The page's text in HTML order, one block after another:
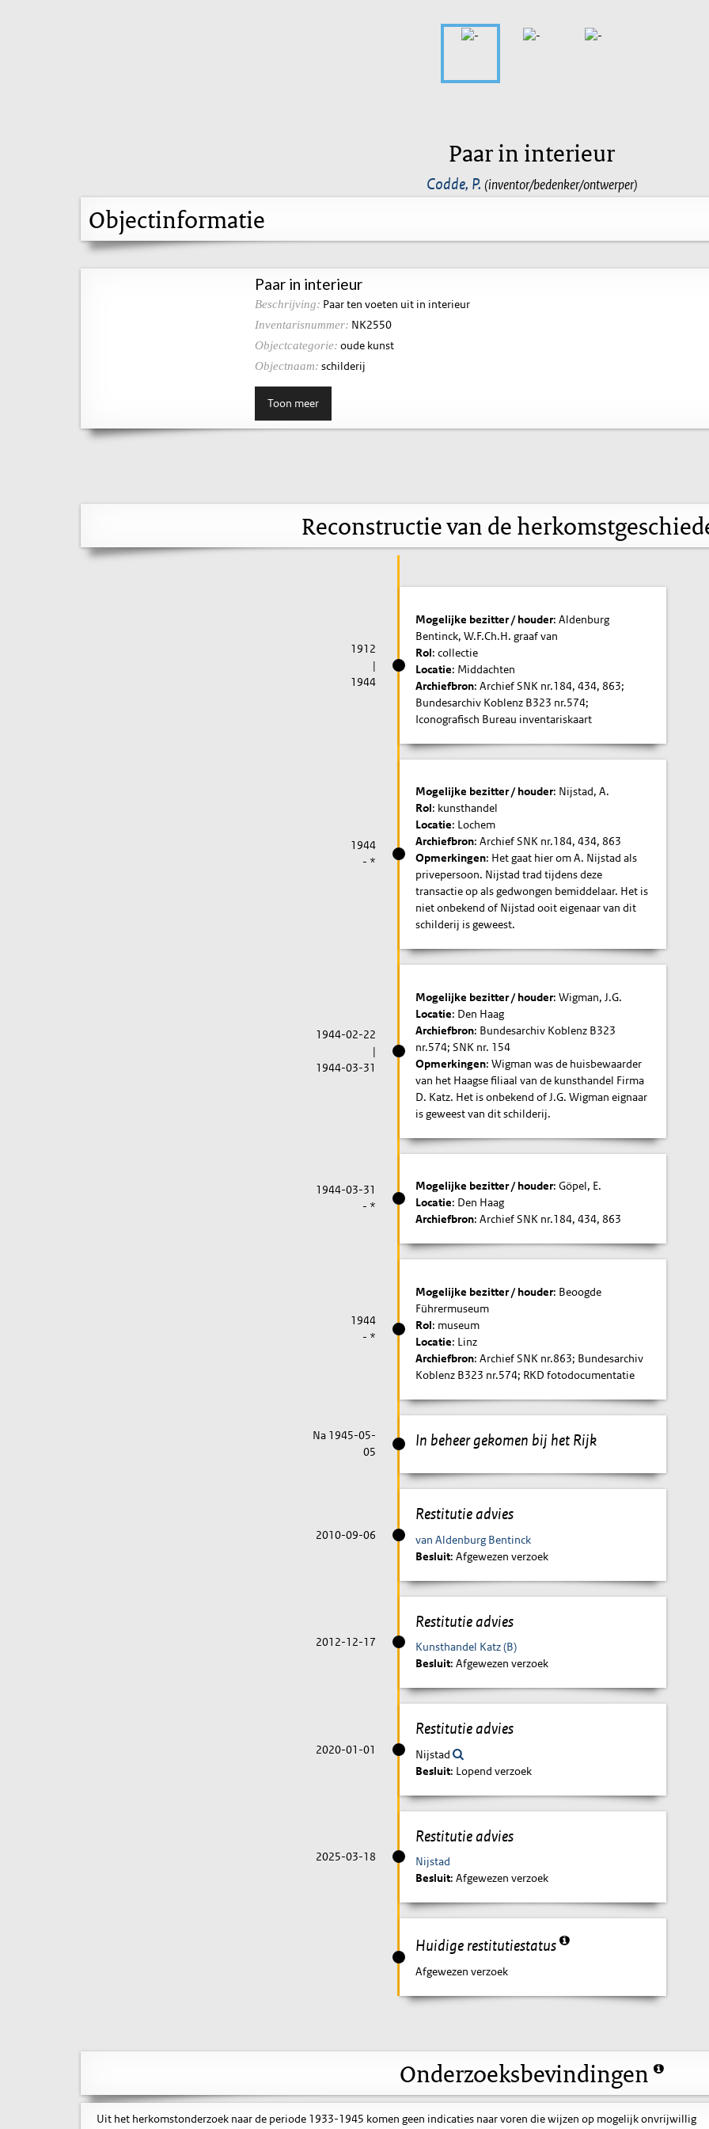
Paar in interieur
Codde, P. (inventor/bedenker/ontwerper)
Objectinformatie
Paar in interieur
Beschrijving: Paar ten voeten uit in interieur
Inventarisnummer: NK2550
Objectcategorie: oude kunst
Objectnaam: schilderij
Toon meer
Reconstructie van de
1912
|
1944
Mogelijke bezitter / houder: Aldenburg
Bentinck, W.F.Ch.H. graaf van
Rol: collectie
Locatie: Middachten
Archiefbron: Archief SNK nr.184, 434, 863;
Bundesarchiv Koblenz B323 nr.574;
Iconografisch Bureau inventariskaart
1944
- *
Mogelijke bezitter / houder: Nijstad, A.
Rol: kunsthandel
Locatie: Lochem
Archiefbron: Archief SNK nr.184, 434, 863
Opmerkingen: Het gaat hier om A. Nijstad als
privepersoon. Nijstad trad tijdens deze
transactie op als gedwongen bemiddelaar. Het is
niet onbekend of Nijstad ooit eigenaar van dit
schilderij is geweest.
1944-02-22
|
1944-03-31
Mogelijke bezitter / houder: Wigman, J.G.
Locatie: Den Haag
Archiefbron: Bundesarchiv Koblenz B323
nr.574; SNK nr. 154
Opmerkingen: Wigman was de huisbewaarder
van het Haagse filiaal van de kunsthandel Firma
D. Katz. Het is onbekend of J.G. Wigman eignaar
is geweest van dit schilderij.
1944-03-31
- *
Mogelijke bezitter / houder: Göpel, E.
Locatie: Den Haag
Archiefbron: Archief SNK nr.184, 434, 863
1944
- *
Mogelijke bezitter / houder: Beoogde
Führermuseum
Rol: museum
Locatie: Linz
Archiefbron: Archief SNK nr.863; Bundesarchiv
Koblenz B323 nr.574; RKD fotodocumentatie
In beheer gekomen bij het Rijk
Na 1945-05-
05
Restitutie advies
2010-09-06
van Aldenburg Bentinck
Besluit: Afgewezen verzoek
Restitutie advies
2012-12-17
Kunsthandel Katz (B)
Besluit: Afgewezen verzoek
Restitutie advies
2020-01-01
Nijstad
Besluit: Lopend verzoek
Restitutie advies
2025-03-18
Nijstad
Besluit: Afgewezen verzoek
Huidige restitutiestatus
Afgewezen verzoek
Onderzoeksbevindingen
Uit het herkomstonderzoek naar de periode 1933-1945 komen geen indicaties naar voren die wijzen op mogelijk onvrijwillig